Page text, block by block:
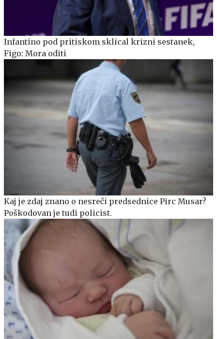
Infantino pod pritiskom sklical krizni sestanek,
Figo: Mora oditi
Kaj je zdaj znano o nesreči predsednice Pirc Musar?
Poškodovan je tudi policist.